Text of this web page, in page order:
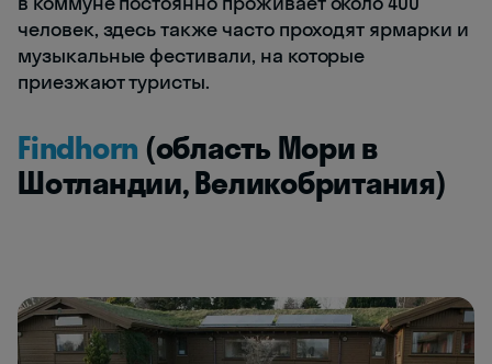
человек, здесь также часто проходят ярмарки и
музыкальные фестивали, на которые
приезжают туристы.
Findhorn (область Мори в
Шотландии, Великобритания)